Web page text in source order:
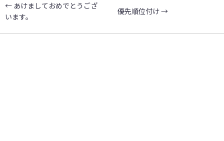
← あけましておめでとうござ
います。
優先順位付け→